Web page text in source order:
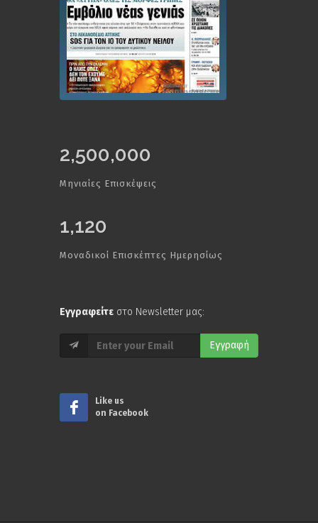
2,500,000
Μηνιαίες Επισκέψεις
1,120
Μοναδικοί Επισκέπτες Ημερησίως
Εγγραφείτε στο Newsletter μας:
Εγγραφή
Like us
on Facebook